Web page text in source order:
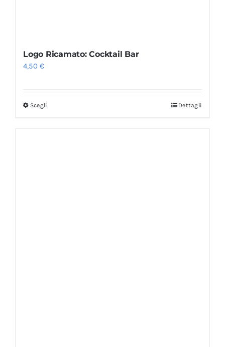
Logo Ricamato: Cocktail Bar
4,50€
Scegli Dettagli